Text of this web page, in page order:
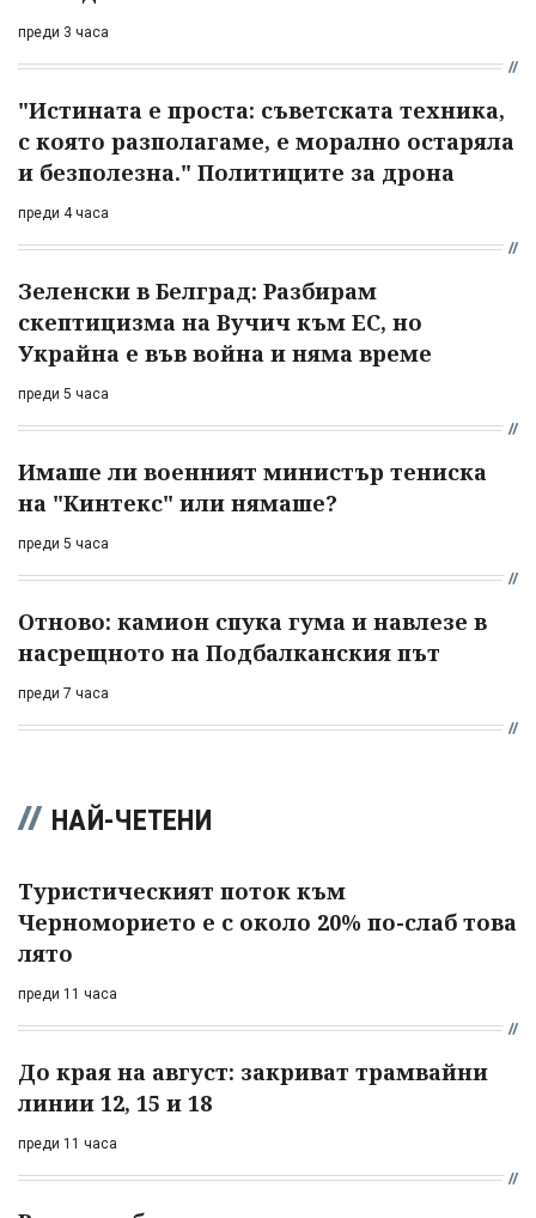
преди 3 часа
"Истината е проста: съветската техника,
с която разполагаме, е морално остаряла
и безполезна." Политиците за дрона
преди 4 часа
Зеленски в Белград: Разбирам
скептицизма на Вучич към ЕС, но
Украйна е във война и няма време
преди 5 часа
Имаше ли военният министър тениска
на "Кинтекс" или нямаше?
преди 5 часа
Отново: камион спука гума и навлезе в
насрещното на Подбалканския път
преди 7 часа
НАЙ-ЧЕТЕНИ
Туристическият поток към
Черноморието е с около 20% по-слаб това
лято
преди 11 часа
До края на август: закриват трамвайни
линии 12, 15 и 18
преди 11 часа